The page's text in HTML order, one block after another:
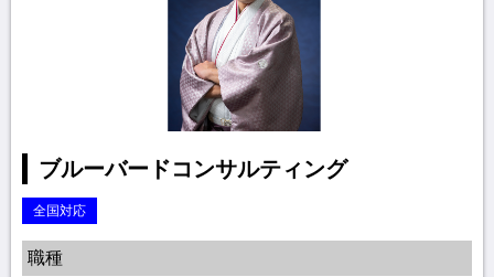
ブルーバードコンサルティング
全国対応
職種